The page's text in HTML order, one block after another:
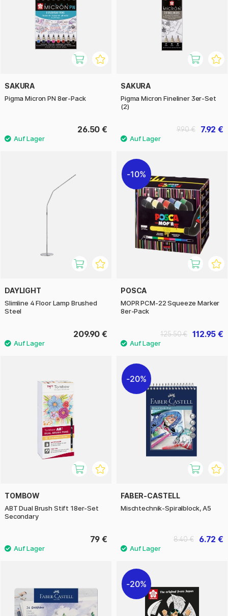
SAKURA
Pigma Micron PN 8er-Pack
26.50 €
SAKURA
Pigma Micron Fineliner 3er-Set
(2)
7.92 €
9.90 €
DAYLIGHT
Slimline 4 Floor Lamp Brushed
Steel
209.90 €
10%
POSCA
MOPR PCM-22 Squeeze Marker
8er-Pack
112.95 €
125.50 €
TOMBOW
ABT Dual Brush Stift 18er-Set
Secondary
79 €
20%
FABER-CASTELL
Mischtechnik-Spiralblock, A5
6.72 €
8.40 €
20%